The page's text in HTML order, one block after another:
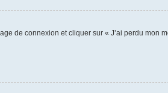
de connexion et cliquer sur « J’ai perdu mon